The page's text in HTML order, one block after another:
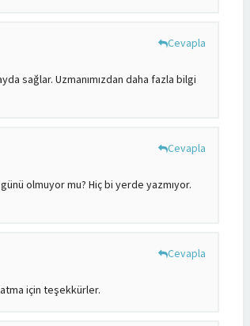
sağlar. Uzmanımızdan daha fazla bilgi
Cevapla
olmuyor mu? Hiç bi yerde yazmıyor.
Cevapla
için teşekkürler.
Cevapla